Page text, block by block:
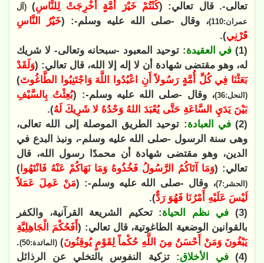
تعالى-. قال تعالي: (كُنْتُمْ خَيْرَ أُمَّةٍ أُخْرِجَتْ لِلنَّاسِ) (آل
عمران:110)
، وقال -صلى الله عليه وسلم-: (خَيْرُ النَّاسِ
قَرْنِي).
(1)
في العقيدة: توحيد المعبود -سبحانه وتعالى- لا شريك
له، وهو مقتضى شهادة أن لا إله إلا الله، قال تعالي: (وَلَقَدْ
بَعَثْنَا فِي كُلِّ أُمَّةٍ رَسُولاً أَنِ اعْبُدُوا اللَّهَ وَاجْتَنِبُوا الطَّاغُوتَ)
(النحل:36) ، وقال -صلى الله عليه وسلم-: (بُعِثْتُ بِالسَّيْفِ
بَيْنَ يَدَيِ السَّاعَةِ حَتَّى يُعْبَدَ اللهُ وَحْدُهُ لا شَرِيكَ لَهُ).
(2)
في العبادة: توحيد الطريق الموصلة إلى الله تعالى،
وهى سنة الرسول -صلى الله عليه وسلم-، ونبذ البدع في
الدين، وهو مقتضى شهادة أن محمدًا رسول الله، قال
تعالي: (وَمَا آتَاكُمُ الرَّسُولُ فَخُذُوهُ وَمَا نَهَاكُمْ عَنْهُ فَانْتَهُوا )
(الحشر:7) ، وقال -صلى الله عليه وسلم-: (مَنْ عَمِلَ عَمَلاً
لَيْسَ عَلَيْهِ أَمْرُنَا فَهُوَ رَدٌّ).
(3)
في نظم الحياة: تحكيم الشريعة القرآنية، والكفر
بالقوانين الوضعية الطاغوتية، قال تعالي: (أَفَحُكْمَ الْجَاهِلِيَّةِ
يَبْغُونَ وَمَنْ أَحْسَنُ مِنَ اللَّهِ حُكْماً لِقَوْمٍ يُوقِنُونَ) (المائدة:50)
.
(4)
في الأخلاق: تزكية النفوس بالتخلي عن الرذائل